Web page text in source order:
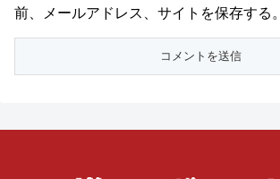
前、メールアドレス、サイトを保存する。